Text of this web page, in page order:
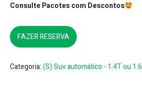
Consulte Pacotes com Descontos
FAZER RESERVA
Categoria:(S) Suv automático - 1.4T ou 1.6